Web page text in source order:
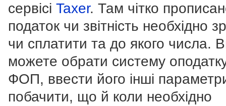
сервісі Taxer. Там чітко
податок чи звітність необхідно
чи сплатити та до якого числа.
можете обрати систему
ФОП, ввести його інші
побачити, що й коли необхідно